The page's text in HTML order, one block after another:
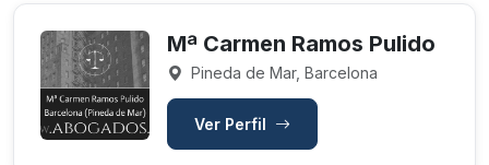
Mª Carmen Ramos Pulido
Pineda de Mar, Barcelona
Ver Perfil